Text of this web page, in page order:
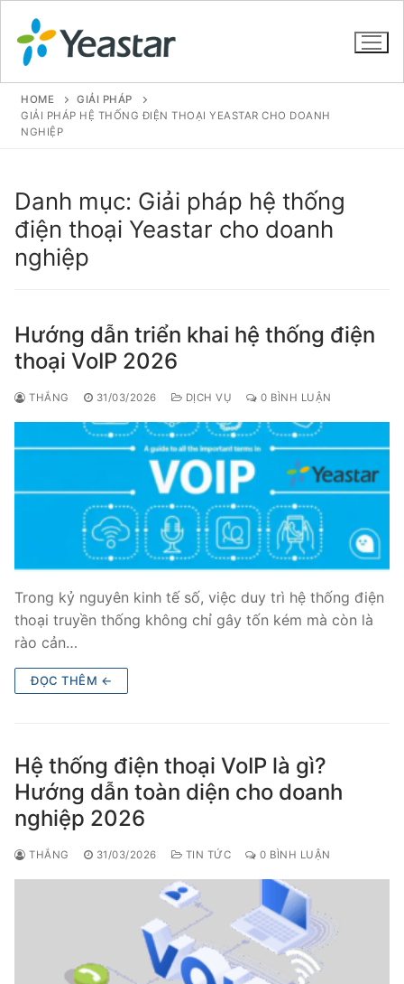
SẢN PHẨM
VOIP PBX FOR SME
Tổng đài VoIP Yeastar S50
Tổng đài VoIP Yeastar S100
Tổng đài VoIP Yeastar S300
Tổng đài Yeastar K2
VOIP GATEWAY
FXS VoIP Gateway
FXO VoIP Gateway
VoIP GSM / 3G / 4G Gateways
E1 / T1 / PRI VoIP Gateway
PRI VoIP Gateway TE100
PRI VoIP Gateway TE200
BRI VoIP Gateway
LIÊN HỆ
HOME
GIẢI PHÁP
GIẢI PHÁP HỆ THỐNG ĐIỆN THOẠI YEASTAR CHO DOANH
NGHIỆP
Danh mục: Giải pháp hệ thống
điện thoại Yeastar cho doanh
nghiệp
Hướng dẫn triển khai hệ thống điện
thoại VoIP 2026
THẮNG 31/03/2026 DỊCH VỤ 0 BÌNH LUẬN
Trong kỷ nguyên kinh tế số, việc duy trì hệ thống điện
thoại truyền thống không chỉ gây tốn kém mà còn là
rào cản…
ĐỌC THÊM ←
Hệ thống điện thoại VoIP là gì?
Hướng dẫn toàn diện cho doanh
nghiệp 2026
THẮNG 31/03/2026 TIN TỨC 0 BÌNH LUẬN